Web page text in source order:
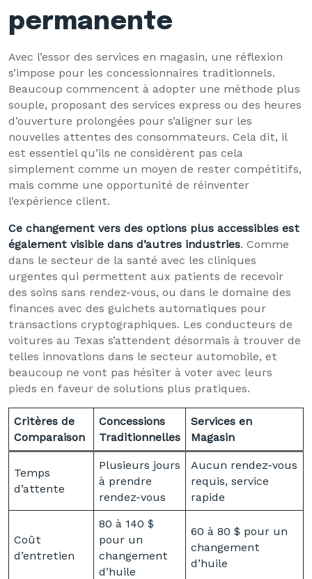
permanente
Avec l’essor des services en magasin, une réflexion
s’impose pour les concessionnaires traditionnels.
Beaucoup commencent à adopter une méthode plus
souple, proposant des services express ou des heures
d’ouverture prolongées pour s’aligner sur les
nouvelles attentes des consommateurs. Cela dit, il
est essentiel qu’ils ne considèrent pas cela
simplement comme un moyen de rester compétitifs,
mais comme une opportunité de réinventer
l’expérience client.
Ce changement vers des options plus accessibles est
également visible dans d’autres industries. Comme
dans le secteur de la santé avec les cliniques
urgentes qui permettent aux patients de recevoir
des soins sans rendez-vous, ou dans le domaine des
finances avec des guichets automatiques pour
transactions cryptographiques. Les conducteurs de
voitures au Texas s’attendent désormais à trouver de
telles innovations dans le secteur automobile, et
beaucoup ne vont pas hésiter à voter avec leurs
pieds en faveur de solutions plus pratiques.
Critères de
Comparaison
Concessions
Traditionnelles
Services en
Magasin
Temps
d’attente
Plusieurs jours
à prendre
rendez-vous
Aucun rendez-vous
requis, service
rapide
Coût
d’entretien
80 à 140 $
pour un
changement
d’huile
60 à 80 $ pour un
changement
d’huile